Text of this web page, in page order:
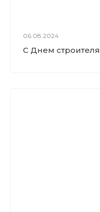
06.08.2024
С Днем строителя